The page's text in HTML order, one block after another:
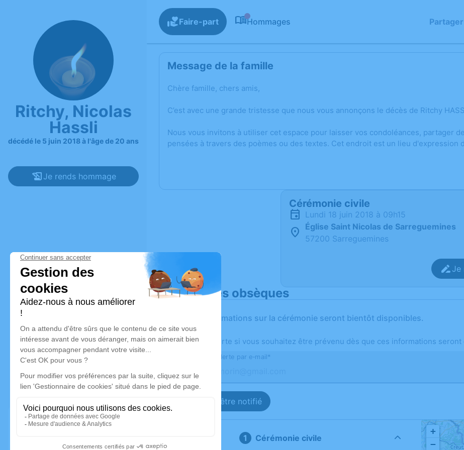
Ritchy, Nicolas
Hassli
décédé le 5 juin 2018 à l'âge de 20 ans
Je rends hommage
Faire-part Hommages Partager
Message de la famille
Chère famille, chers amis,
C’est avec une grande tristesse que nous vous annonçons le décès de Ritchy
Nous vous invitons à utiliser cet espace pour laisser vos condoléances, partager
pensées à travers des poèmes ou des textes. Cet endroit est un lieu d'expression
Cérémonie civile
lundi 18 juin 2018 à 09h15
Église Saint Nicolas de Sarreguemines
57200 Sarreguemines
Je
Déroulé des obsèques
Les informations sur la cérémonie seront bientôt disponibles.
Activez une alerte si vous souhaitez être prévenu dès que ces informations seront
Recevoir une alerte par e-mail*
Je veux être notifié
Cérémonie civile
+
−